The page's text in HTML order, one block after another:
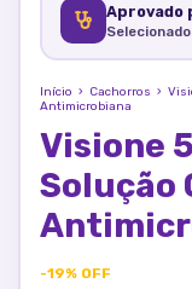
Aprovado
Início › Cachorros ›
Antimicrobiana
Visione
Solução
-19% OFF